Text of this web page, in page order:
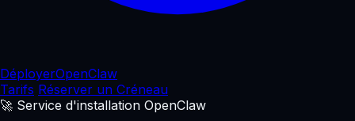
DéployerOpenClaw
Tarifs Réserver un Créneau
🚀 Service d'installation OpenClaw